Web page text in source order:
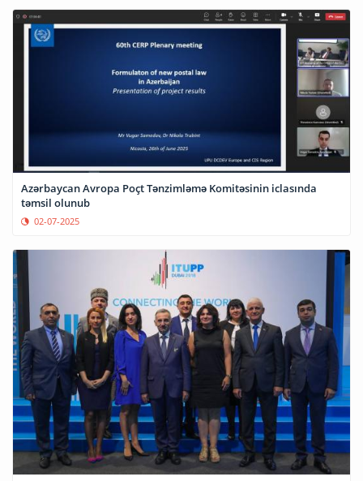
Azərbaycan Avropa Poçt Tənzimləmə Komitəsinin iclasında
təmsil olunub
02-07-2025